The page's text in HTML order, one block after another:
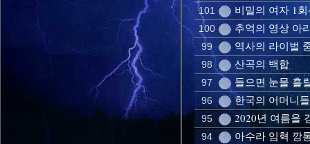
101 비밀의 여자 1회
100 추억의 영상 아
99 역사의 라이벌
98 산곡의 백합
97 들으면 눈물 흘
96 한국의 어머니
95 2020년 여름을
94 아수라 임혁 깡